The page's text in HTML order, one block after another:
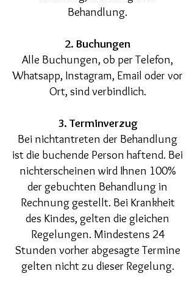
Behandlung.
2. Buchungen
Alle Buchungen, ob per Telefon,
Whatsapp, Instagram, Email oder vor
Ort, sind verbindlich.
3. Terminverzug
Bei nichtantreten der Behandlung
ist die buchende Person haftend. Bei
nichterscheinen wird Ihnen 100%
der gebuchten Behandlung in
Rechnung gestellt. Bei Krankheit
des Kindes, gelten die gleichen
Regelungen. Mindestens 24
Stunden vorher abgesagte Termine
gelten nicht zu dieser Regelung.